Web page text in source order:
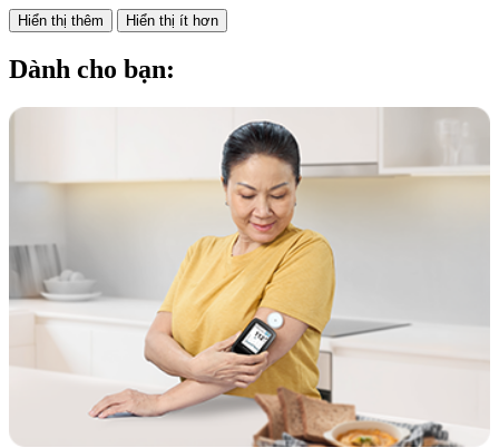
Hiển thị thêm Hiển thị ít hơn
Dành cho bạn: